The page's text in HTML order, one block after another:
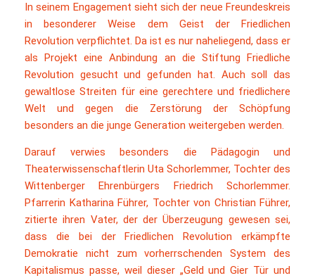
Mit Anstößen in Gesang und Wort:
„Prinzen“
In seinem Engagement sieht sich der neue Freundeskreis
in besonderer Weise dem Geist der Friedlichen
Revolution verpflichtet. Da ist es nur naheliegend, dass er
als Projekt eine Anbindung an die Stiftung Friedliche
Revolution gesucht und gefunden hat. Auch soll das
gewaltlose Streiten für eine gerechtere und friedlichere
Welt und gegen die Zerstörung der Schöpfung
besonders an die junge Generation weitergeben werden.
Darauf verwies besonders die Pädagogin und
Theaterwissenschaftlerin Uta Schorlemmer, Tochter des
Wittenberger Ehrenbürgers Friedrich Schorlemmer.
Pfarrerin Katharina Führer, Tochter von Christian Führer,
zitierte ihren Vater, der der Überzeugung gewesen sei,
dass die bei der Friedlichen Revolution erkämpfte
Demokratie nicht zum vorherrschenden System des
Kapitalismus passe, weil dieser „Geld und Gier Tür und